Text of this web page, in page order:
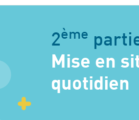
2ème
Mise en
quotidien